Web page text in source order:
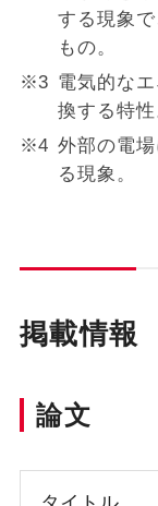
する現象
もの。
電気的な
換する特性
外部の電
る現象。
掲載情報
論文